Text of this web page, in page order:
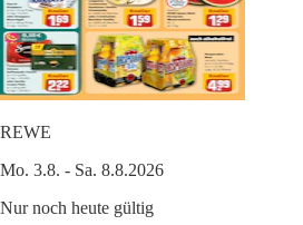
REWE
Mo. 3.8. - Sa. 8.8.2026
Nur noch heute gültig